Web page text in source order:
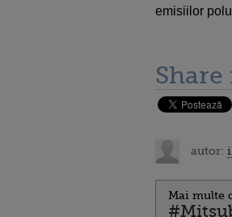
emisiilor
Share
autor:
Mai multe